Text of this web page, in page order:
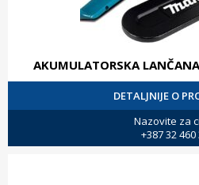
AKUMULATORSKA
DETALJNIJE O
Nazovite za
+387 32 460